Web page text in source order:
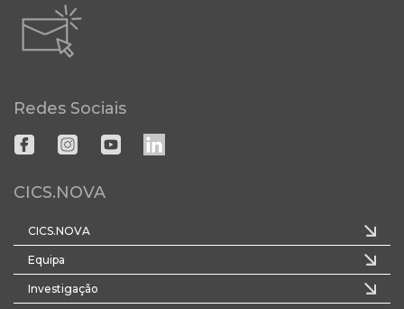
Redes Sociais
CICS.NOVA
CICS.NOVA
Equipa
Investigação